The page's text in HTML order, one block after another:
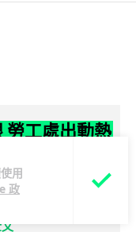
用
政
勞工處出動熱
精準執法
進行高空巡邏以打擊
AI 人臉識別與行為